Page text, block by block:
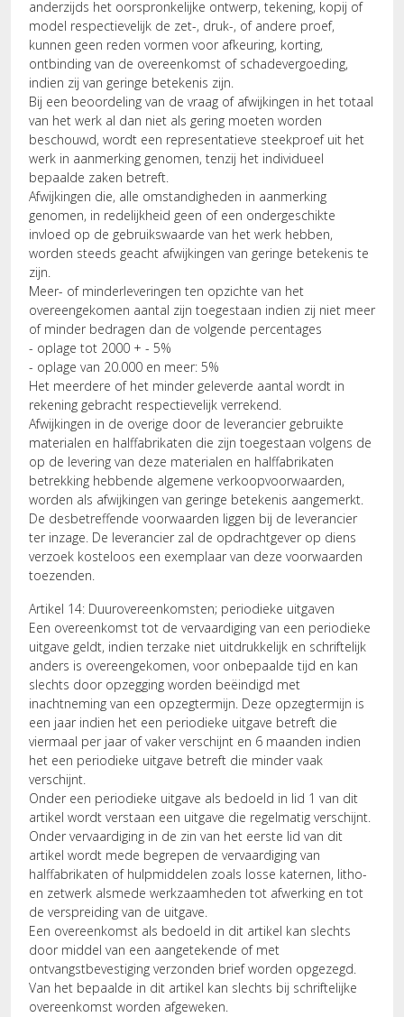
anderzijds het oorspronkelijke ontwerp, tekening, kopij of
model respectievelijk de zet-, druk-, of andere proef,
kunnen geen reden vormen voor afkeuring, korting,
ontbinding van de overeenkomst of schadevergoeding,
indien zij van geringe betekenis zijn.
Bij een beoordeling van de vraag of afwijkingen in het totaal
van het werk al dan niet als gering moeten worden
beschouwd, wordt een representatieve steekproef uit het
werk in aanmerking genomen, tenzij het individueel
bepaalde zaken betreft.
Afwijkingen die, alle omstandigheden in aanmerking
genomen, in redelijkheid geen of een ondergeschikte
invloed op de gebruikswaarde van het werk hebben,
worden steeds geacht afwijkingen van geringe betekenis te
zijn.
Meer- of minderleveringen ten opzichte van het
overeengekomen aantal zijn toegestaan indien zij niet meer
of minder bedragen dan de volgende percentages
- oplage tot 2000 + - 5%
- oplage van 20.000 en meer: 5%
Het meerdere of het minder geleverde aantal wordt in
rekening gebracht respectievelijk verrekend.
Afwijkingen in de overige door de leverancier gebruikte
materialen en halffabrikaten die zijn toegestaan volgens de
op de levering van deze materialen en halffabrikaten
betrekking hebbende algemene verkoopvoorwaarden,
worden als afwijkingen van geringe betekenis aangemerkt.
De desbetreffende voorwaarden liggen bij de leverancier
ter inzage. De leverancier zal de opdrachtgever op diens
verzoek kosteloos een exemplaar van deze voorwaarden
toezenden.
Artikel 14: Duurovereenkomsten; periodieke uitgaven
Een overeenkomst tot de vervaardiging van een periodieke
uitgave geldt, indien terzake niet uitdrukkelijk en schriftelijk
anders is overeengekomen, voor onbepaalde tijd en kan
slechts door opzegging worden beëindigd met
inachtneming van een opzegtermijn. Deze opzegtermijn is
een jaar indien het een periodieke uitgave betreft die
viermaal per jaar of vaker verschijnt en 6 maanden indien
het een periodieke uitgave betreft die minder vaak
verschijnt.
Onder een periodieke uitgave als bedoeld in lid 1 van dit
artikel wordt verstaan een uitgave die regelmatig verschijnt.
Onder vervaardiging in de zin van het eerste lid van dit
artikel wordt mede begrepen de vervaardiging van
halffabrikaten of hulpmiddelen zoals losse katernen, litho-
en zetwerk alsmede werkzaamheden tot afwerking en tot
de verspreiding van de uitgave.
Een overeenkomst als bedoeld in dit artikel kan slechts
door middel van een aangetekende of met
ontvangstbevestiging verzonden brief worden opgezegd.
Van het bepaalde in dit artikel kan slechts bij schriftelijke
overeenkomst worden afgeweken.